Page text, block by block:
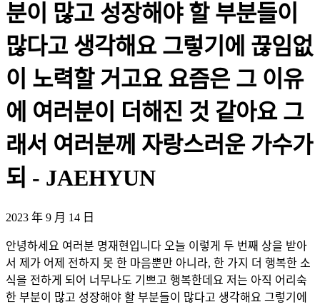
분이 많고 성장해야 할 부분들이
많다고 생각해요 그렇기에 끊임없
이 노력할 거고요 요즘은 그 이유
에 여러분이 더해진 것 같아요 그
래서 여러분께 자랑스러운 가수가
되 - JAEHYUN
2023 年 9 月 14 日
안녕하세요 여러분 명재현입니다 오늘 이렇게 두 번째 상을 받아
서 제가 어제 전하지 못 한 마음뿐만 아니라, 한 가지 더 행복한 소
식을 전하게 되어 너무나도 기쁘고 행복한데요 저는 아직 어리숙
한 부분이 많고 성장해야 할 부분들이 많다고 생각해요 그렇기에